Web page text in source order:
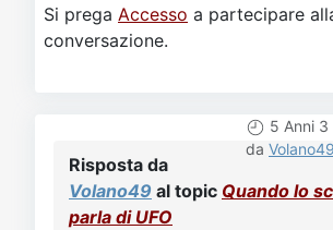
Si prega Accesso a partecipare
conversazione.
5 Anni 3
da Volano49
Risposta da
Volano49 al topic Quando lo
parla di UFO